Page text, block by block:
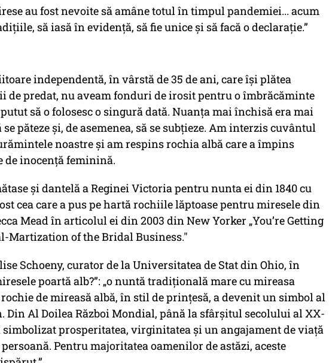
au fost nevoite să amâne totul în timpul pandemiei... acum
să iasă în evidență, să fie unice și să facă o declarație.”
independentă, în vârstă de 35 de ani, care își plătea
de predat, nu aveam fonduri de irosit pentru o îmbrăcăminte
să o folosesc o singură dată. Nuanța mai închisă era mai
păteze și, de asemenea, să se subțieze. Am interzis cuvântul
noastre și am respins rochia albă care a împins
inocență feminină.
și dantelă a Reginei Victoria pentru nunta ei din 1840 cu
cea care a pus pe hartă rochiile lăptoase pentru miresele din
Mead în articolul ei din 2003 din New Yorker „You’re Getting
Martization of the Bridal Business."
Schoeny, curator de la Universitatea de Stat din Ohio, în
poartă alb?”: „o nuntă tradițională mare cu mireasa
de mireasă albă, în stil de prințesă, a devenit un simbol al
Din Al Doilea Război Mondial, până la sfârșitul secolului al XX-
simbolizat prosperitatea, virginitatea și un angajament de viață
Pentru majoritatea oamenilor de astăzi, aceste